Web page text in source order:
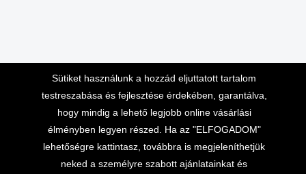
Sütiket használunk a hozzád eljuttatott tartalom
testreszabása és fejlesztése érdekében, garantálva,
hogy mindig a lehető legjobb online vásárlási
élményben legyen részed. Ha az "ELFOGADOM"
lehetőségre kattintasz, továbbra is megjeleníthetjük
neked a személyre szabott ajánlatainkat és